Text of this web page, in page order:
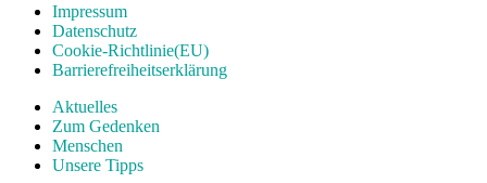
Impressum
Datenschutz
Cookie-Richtlinie(EU)
Barrierefreiheitserklärung
Aktuelles
Zum Gedenken
Menschen
Unsere Tipps